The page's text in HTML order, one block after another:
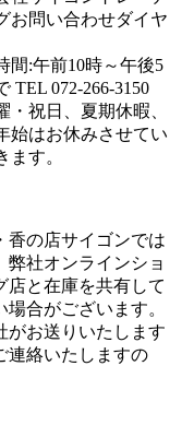
お問い合わせダイヤ
間:午前10時～午後5
TEL 072-266-3150
・祝日、夏期休暇、
始はお休みさせてい
ます。
香の店サイゴンでは
弊社オンラインショ
店と在庫を共有して
合がございます。
がお送りいたします
連絡いたしますの